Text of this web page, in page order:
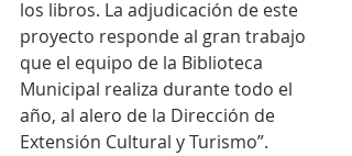
los libros. La adjudicación de este
proyecto responde al gran trabajo
que el equipo de la Biblioteca
Municipal realiza durante todo el
año, al alero de la Dirección de
Extensión Cultural y Turismo”.